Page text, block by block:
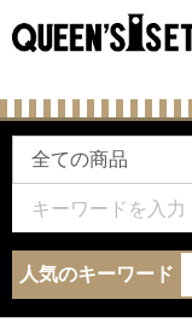
人気のキーワード